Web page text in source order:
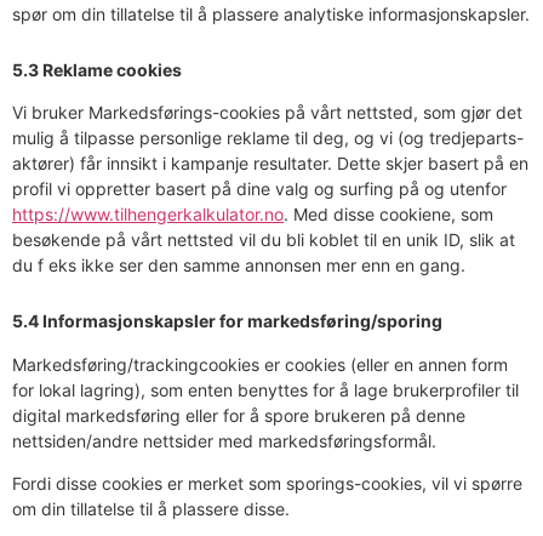
spør om din tillatelse til å plassere analytiske informasjonskapsler.
5.3 Reklame cookies
Vi bruker Markedsførings-cookies på vårt nettsted, som gjør det
mulig å tilpasse personlige reklame til deg, og vi (og tredjeparts-
aktører) får innsikt i kampanje resultater. Dette skjer basert på en
profil vi oppretter basert på dine valg og surfing på og utenfor
https://www.tilhengerkalkulator.no. Med disse cookiene, som
besøkende på vårt nettsted vil du bli koblet til en unik ID, slik at
du f eks ikke ser den samme annonsen mer enn en gang.
5.4 Informasjonskapsler for markedsføring/sporing
Markedsføring/trackingcookies er cookies (eller en annen form
for lokal lagring), som enten benyttes for å lage brukerprofiler til
digital markedsføring eller for å spore brukeren på denne
nettsiden/andre nettsider med markedsføringsformål.
Fordi disse cookies er merket som sporings-cookies, vil vi spørre
om din tillatelse til å plassere disse.